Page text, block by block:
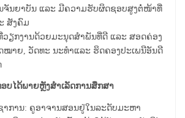
ຈັນຍາບັນ ແລະ ມີຄວາມຮັບຜິດຊອບສູງຕໍ່ໜ້າທີ່
ສັງຄົມ
ຽກງານດ້ວຍມະນຸດສໍາພັນທີ່ດີ ແລະ ສອດຄ່ອງ
ໝາຍ, ວັດທະ ນະທຳແລະ ຮິດຄອງປະເພນີອັນດີ
ບໄດ້ພາຍຫຼັງສໍາເລັດການສຶກສາ
າການ: ຄູອາຈານສອນຢູ່ໃນລະດັບມະຫາ